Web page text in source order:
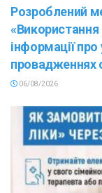
Розроблений
«Використання
інформації про
провадженнях
06/08/2026